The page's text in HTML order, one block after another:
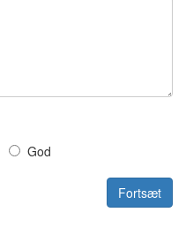
God
Fortsæt